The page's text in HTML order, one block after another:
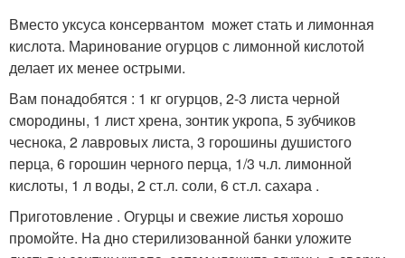
Вместо уксуса консервантом может стать и лимонная
кислота. Маринование огурцов с лимонной кислотой
делает их менее острыми.
Вам понадобятся : 1 кг огурцов, 2-3 листа черной
смородины, 1 лист хрена, зонтик укропа, 5 зубчиков
чеснока, 2 лавровых листа, 3 горошины душистого
перца, 6 горошин черного перца, 1/3 ч.л. лимонной
кислоты, 1 л воды, 2 ст.л. соли, 6 ст.л. сахара .
Приготовление . Огурцы и свежие листья хорошо
промойте. На дно стерилизованной банки уложите